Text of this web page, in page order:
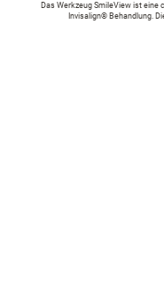
Das Werkzeug SmileView ist eine
Invisalign® Behandlung.